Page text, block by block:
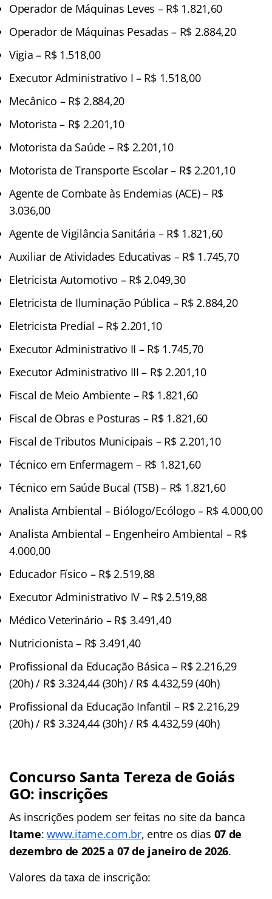
Operador de Máquinas Leves – R$ 1.821,60
Operador de Máquinas Pesadas – R$ 2.884,20
Vigia – R$ 1.518,00
Executor Administrativo I – R$ 1.518,00
Mecânico – R$ 2.884,20
Motorista – R$ 2.201,10
Motorista da Saúde – R$ 2.201,10
Motorista de Transporte Escolar – R$ 2.201,10
Agente de Combate às Endemias (ACE) – R$
3.036,00
Agente de Vigilância Sanitária – R$ 1.821,60
Auxiliar de Atividades Educativas – R$ 1.745,70
Eletricista Automotivo – R$ 2.049,30
Eletricista de Iluminação Pública – R$ 2.884,20
Eletricista Predial – R$ 2.201,10
Executor Administrativo II – R$ 1.745,70
Executor Administrativo III – R$ 2.201,10
Fiscal de Meio Ambiente – R$ 1.821,60
Fiscal de Obras e Posturas – R$ 1.821,60
Fiscal de Tributos Municipais – R$ 2.201,10
Técnico em Enfermagem – R$ 1.821,60
Técnico em Saúde Bucal (TSB) – R$ 1.821,60
Analista Ambiental – Biólogo/Ecólogo – R$ 4.000,00
Analista Ambiental – Engenheiro Ambiental – R$
4.000,00
Educador Físico – R$ 2.519,88
Executor Administrativo IV – R$ 2.519,88
Médico Veterinário – R$ 3.491,40
Nutricionista – R$ 3.491,40
Profissional da Educação Básica – R$ 2.216,29
(20h) / R$ 3.324,44 (30h) / R$ 4.432,59 (40h)
Profissional da Educação Infantil – R$ 2.216,29
(20h) / R$ 3.324,44 (30h) / R$ 4.432,59 (40h)
Concurso Santa Tereza de Goiás
GO: inscrições
As inscrições podem ser feitas no site da banca
Itame:www.itame.com.br, entre os dias 07 de
dezembro de 2025 a 07 de janeiro de 2026.
Valores da taxa de inscrição: